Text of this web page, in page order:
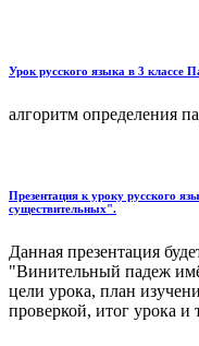
Урок русского языка в 3 классе
алгоритм определения
Презентация к уроку русского
существительных".
Данная презентация
"Винительный падеж
цели урока, план
проверкой, итог урока и